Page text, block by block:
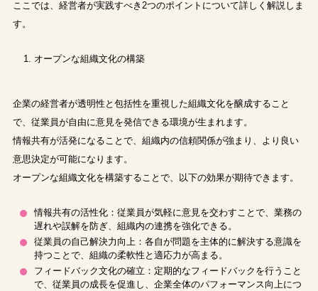
ここでは、経営者が実践すべき2つのポイントについて詳しく解説しま
す。
オープンな組織文化の構築
企業の経営者が透明性と包括性を重視した組織文化を醸成すること
で、従業員が自由に意見を発信できる環境が生まれます。
情報共有が活発になることで、組織内の信頼関係が強まり、より良い
意思決定が可能になります。
オープンな組織文化を構築することで、以下の効果が期待できます。
情報共有の活性化：従業員が気軽に意見を交わすことで、業務の
遅れや誤解を防ぎ、組織内の連携を強化できる。
従業員の自己解決力向上：各自が問題を主体的に解決する意識を
持つことで、組織の柔軟性と適応力が高まる。
フィードバック文化の確立：定期的なフィードバックを行うこと
で、従業員の成長を促進し、企業全体のパフォーマンス向上につ